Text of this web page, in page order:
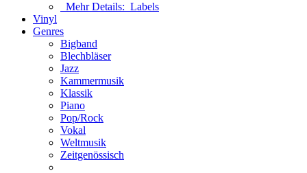
Mehr Details: Labels
Vinyl
Genres
Bigband
Blechbläser
Jazz
Kammermusik
Klassik
Piano
Pop/Rock
Vokal
Weltmusik
Zeitgenössisch